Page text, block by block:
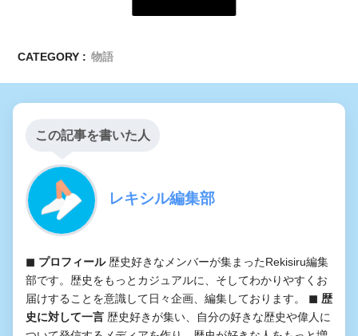
CATEGORY : 物語
この記事を書いた人
レキシル編集部
◼︎ プロフィール歴史好きなメンバーが集まったRekisiru編集
部です。歴史をもっとカジュアルに、そしてわかりやすくお
届けすることを意識して日々企画、編集しております。 ◼︎ 歴
史に対して一言 歴史好きが集い、自分の好きな歴史や偉人に